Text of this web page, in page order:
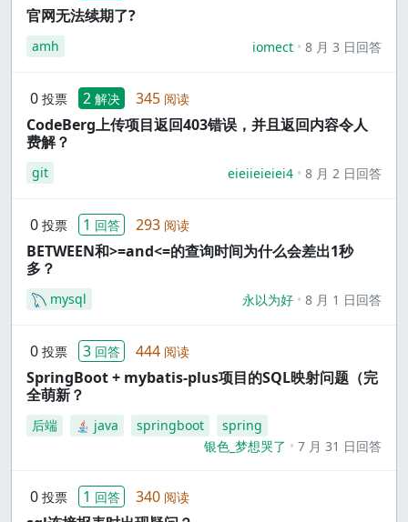
官网无法续期了?
amh iomect 8 月 3 日回答
0 投票 2 解决 345 阅读
CodeBerg上传项目返回403错误，并且返回内容令人
费解？
git eieiieieiei4 8 月 2 日回答
0 投票 1 回答 293 阅读
BETWEEN和>=and<=的查询时间为什么会差出1秒
多？
mysql 永以为好 8 月 1 日回答
0 投票 3 回答 444 阅读
SpringBoot + mybatis-plus项目的SQL映射问题（完
全萌新？
后端 java springboot
spring
银色_梦想哭了
7 月 31 日回答
0 投票 1 回答 340 阅读